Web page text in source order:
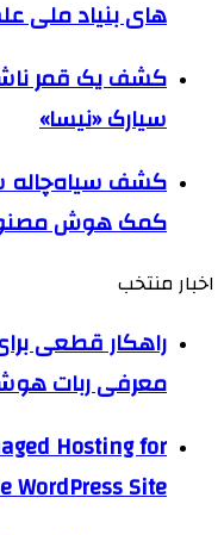
های بنیاد ملی
کشف یک قمر
سیارک «نیسا»
کشف سیاه‌چاله
کمک هوش
اخبار منتخب
راهکار قطعی
معرفی ربات
Hosting for
WordPress Site